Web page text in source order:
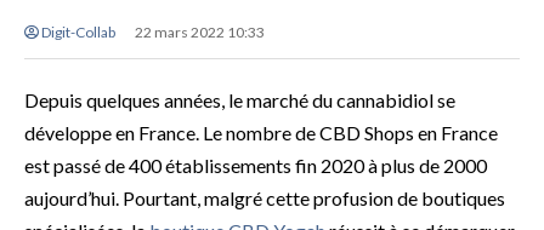
Digit-Collab 22 mars 2022 10:33
Depuis quelques années, le marché du cannabidiol se
développe en France. Le nombre de CBD Shops en France
est passé de 400 établissements fin 2020 à plus de 2000
aujourd’hui. Pourtant, malgré cette profusion de boutiques